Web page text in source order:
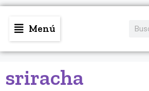
Menú
sriracha